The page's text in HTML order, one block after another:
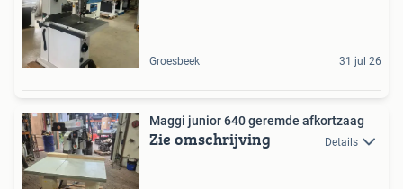
Groesbeek 31 jul 26
Maggi junior 640 geremde afkortzaag
Zie omschrijving Details